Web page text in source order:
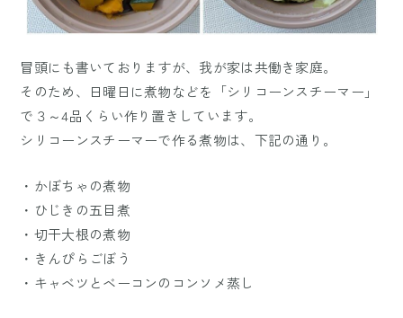
冒頭にも書いておりますが、我が家は共働き家庭。
そのため、日曜日に煮物などを「シリコーンスチーマー」
で３～4品くらい作り置きしています。
シリコーンスチーマーで作る煮物は、下記の通り。
・かぼちゃの煮物
・ひじきの五目煮
・切干大根の煮物
・きんぴらごぼう
・キャベツとベーコンのコンソメ蒸し